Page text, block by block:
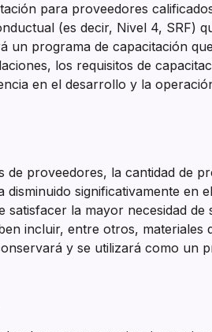
para proveedores
(es decir, Nivel 4, SRF)
un programa de capacitación
los requisitos de
en el desarrollo y la
de proveedores, la cantidad de
significativamente
la mayor necesidad
incluir, entre otros,
y se utilizará como un